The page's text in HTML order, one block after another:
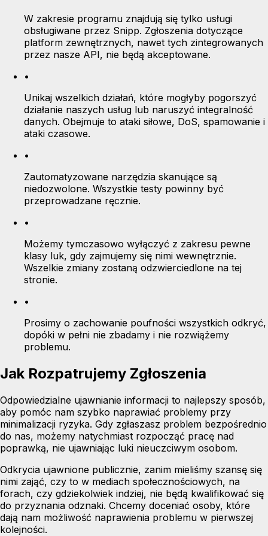
W zakresie programu znajdują się tylko usługi
obsługiwane przez Snipp. Zgłoszenia dotyczące
platform zewnętrznych, nawet tych zintegrowanych
przez nasze API, nie będą akceptowane.
•
Unikaj wszelkich działań, które mogłyby pogorszyć
działanie naszych usług lub naruszyć integralność
danych. Obejmuje to ataki siłowe, DoS, spamowanie i
ataki czasowe.
•
Zautomatyzowane narzędzia skanujące są
niedozwolone. Wszystkie testy powinny być
przeprowadzane ręcznie.
•
Możemy tymczasowo wyłączyć z zakresu pewne
klasy luk, gdy zajmujemy się nimi wewnętrznie.
Wszelkie zmiany zostaną odzwierciedlone na tej
stronie.
•
Prosimy o zachowanie poufności wszystkich odkryć,
dopóki w pełni nie zbadamy i nie rozwiążemy
problemu.
Jak Rozpatrujemy Zgłoszenia
Odpowiedzialne ujawnianie informacji to najlepszy sposób,
aby pomóc nam szybko naprawiać problemy przy
minimalizacji ryzyka. Gdy zgłaszasz problem bezpośrednio
do nas, możemy natychmiast rozpocząć pracę nad
poprawką, nie ujawniając luki nieuczciwym osobom.
Odkrycia ujawnione publicznie, zanim mieliśmy szansę się
nimi zająć, czy to w mediach społecznościowych, na
forach, czy gdziekolwiek indziej, nie będą kwalifikować się
do przyznania odznaki. Chcemy doceniać osoby, które
dają nam możliwość naprawienia problemu w pierwszej
kolejności.